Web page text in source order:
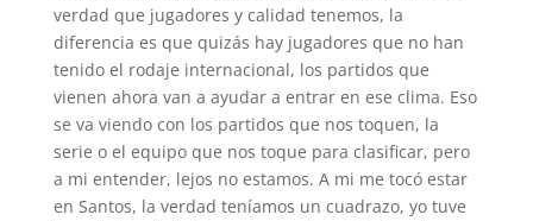
verdad que jugadores y calidad tenemos, la
diferencia es que quizás hay jugadores que no han
tenido el rodaje internacional, los partidos que
vienen ahora van a ayudar a entrar en ese clima. Eso
se va viendo con los partidos que nos toquen, la
serie o el equipo que nos toque para clasificar, pero
a mi entender, lejos no estamos. A mi me tocó estar
en Santos, la verdad teníamos un cuadrazo, yo tuve